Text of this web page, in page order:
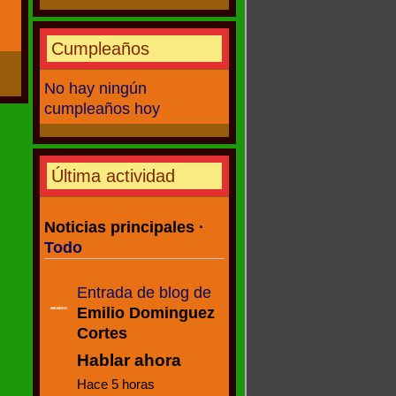
Cumpleaños
No hay ningún
cumpleaños hoy
Última actividad
Noticias principales ·
Todo
MIEMBRO
Entrada de blog de
Emilio Dominguez
Cortes
Hablar ahora
Hace 5 horas